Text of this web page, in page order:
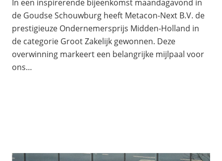
In een inspirerende bijeenkomst maandagavond in
de Goudse Schouwburg heeft Metacon-Next B.V. de
prestigieuze Ondernemersprijs Midden-Holland in
de categorie Groot Zakelijk gewonnen. Deze
overwinning markeert een belangrijke mijlpaal voor
ons…